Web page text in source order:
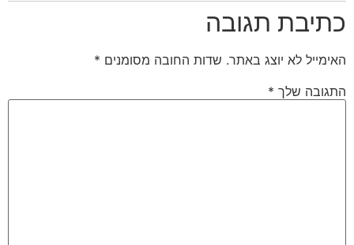
כתיבת תגובה
האימייל לא יוצג באתר. שדות החובה מסומנים *
התגובה שלך *